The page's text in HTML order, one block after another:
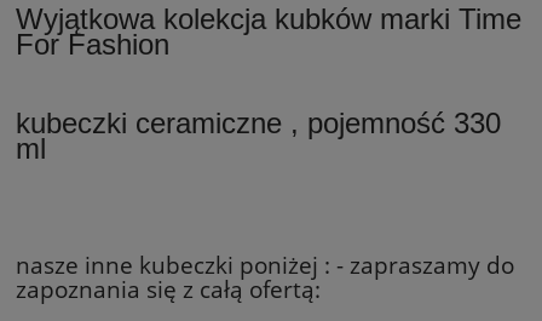
Wyjątkowa kolekcja kubków marki Time
For Fashion
kubeczki ceramiczne , pojemność 330
ml
nasze inne kubeczki poniżej : - zapraszamy do
zapoznania się z całą ofertą: